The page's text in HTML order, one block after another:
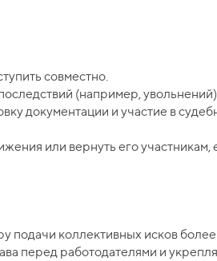
совместно.
(например,
документации и участие в
или вернуть его
подачи коллективных исков
перед работодателями и